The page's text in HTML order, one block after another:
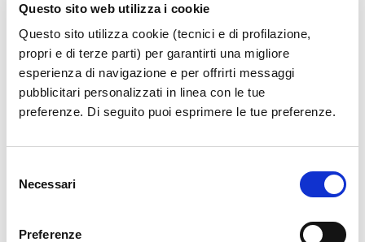
Questo sito web utilizza i cookie
Questo sito utilizza cookie (tecnici e di profilazione,
propri e di terze parti) per garantirti una migliore
esperienza di navigazione e per offrirti messaggi
pubblicitari personalizzati in linea con le tue
preferenze. Di seguito puoi esprimere le tue preferenze.
delNecessari
Preferenze
inaugurates two new connections: Salerno-
Catania and Salerno-Verona, available for the
whole winter period with biweekly frequency,
on Mondays and Fridays.